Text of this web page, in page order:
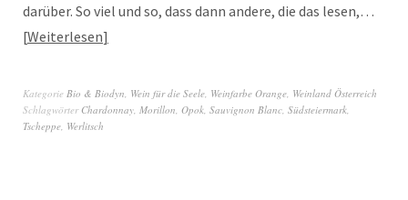
darüber. So viel und so, dass dann andere, die das lesen,…
Weiterlesen
Kategorie Bio & Biodyn Wein für die Seele Weinfarbe Orange Weinland Österreich
Schlagwörter Chardonnay Morillon Opok Sauvignon Blanc Südsteiermark
Tscheppe Werlitsch